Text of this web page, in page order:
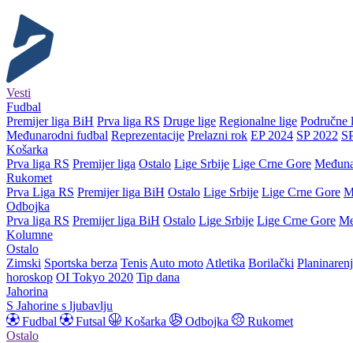
Vesti
Fudbal
Premijer liga BiH Prva liga RS Druge lige Regionalne lige Područne
Međunarodni fudbal Reprezentacije Prelazni rok EP 2024 SP 2022
Košarka
Prva liga RS Premijer liga Ostalo Lige Srbije Lige Crne Gore
Rukomet
Prva Liga RS Premijer liga BiH Ostalo Lige Srbije Lige Crne Gore
Odbojka
Prva liga RS Premijer liga BiH Ostalo Lige Srbije Lige Crne Gore
Kolumne
Ostalo
Zimski Sportska berza Tenis Auto moto Atletika Borilački
horoskop OI Tokyo 2020 Tip dana
Jahorina
S Jahorine s ljubavlju
Fudbal
Futsal Košarka Odbojka
Rukomet
Ostalo